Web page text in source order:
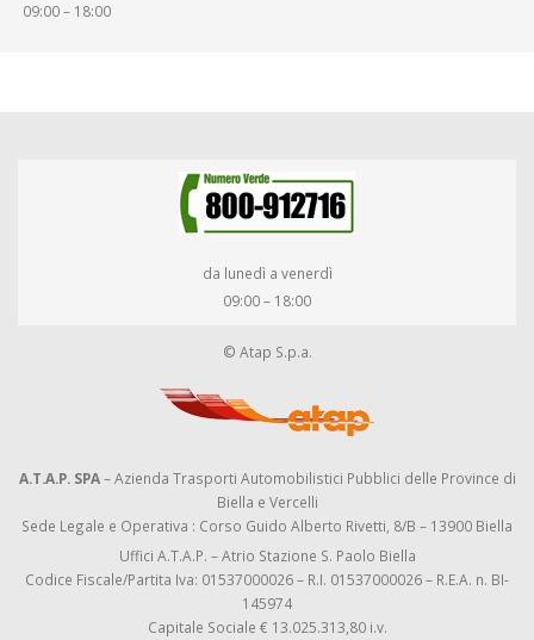
09:00 – 18:00
da lunedì a venerdì
09:00 – 18:00
© Atap S.p.a.
A.T.A.P. SPA– Azienda Trasporti Automobilistici Pubblici delle Province di
Biella e Vercelli
Sede Legale e Operativa : Corso Guido Alberto Rivetti, 8/B – 13900 Biella
Uffici A.T.A.P. – Atrio Stazione S. Paolo Biella
Codice Fiscale/Partita Iva: 01537000026 – R.I. 01537000026 – R.E.A. n. BI-
145974
Capitale Sociale € 13.025.313,80 i.v.